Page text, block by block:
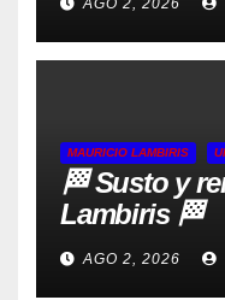
MAURICIO LAMBIRIS
🏁 Susto y
Lambiris 🏁
AGO 2, 2026